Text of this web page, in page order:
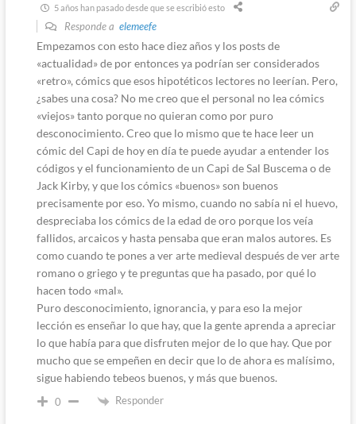
5 años han pasado desde que se escribió esto
Responde a elemeefe
Empezamos con esto hace diez años y los posts de
«actualidad» de por entonces ya podrían ser considerados
«retro», cómics que esos hipotéticos lectores no leerían. Pero,
¿sabes una cosa? No me creo que el personal no lea cómics
«viejos» tanto porque no quieran como por puro
desconocimiento. Creo que lo mismo que te hace leer un
cómic del Capi de hoy en día te puede ayudar a entender los
códigos y el funcionamiento de un Capi de Sal Buscema o de
Jack Kirby, y que los cómics «buenos» son buenos
precisamente por eso. Yo mismo, cuando no sabía ni el huevo,
despreciaba los cómics de la edad de oro porque los veía
fallidos, arcaicos y hasta pensaba que eran malos autores. Es
como cuando te pones a ver arte medieval después de ver arte
romano o griego y te preguntas que ha pasado, por qué lo
hacen todo «mal».
Puro desconocimiento, ignorancia, y para eso la mejor
lección es enseñar lo que hay, que la gente aprenda a apreciar
lo que había para que disfruten mejor de lo que hay. Que por
mucho que se empeñen en decir que lo de ahora es malísimo,
sigue habiendo tebeos buenos, y más que buenos.
0 Responder